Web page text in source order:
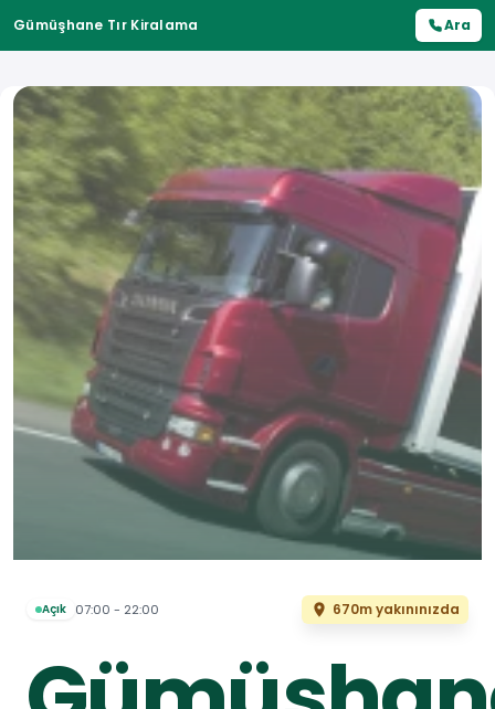
Gümüşhane Tır Kiralama Ara
Açık 07:00 - 22:00 670m yakınınızda